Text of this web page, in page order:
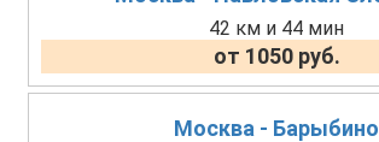
42 км и 44 мин
от 1050 руб.
Москва - Барыбино